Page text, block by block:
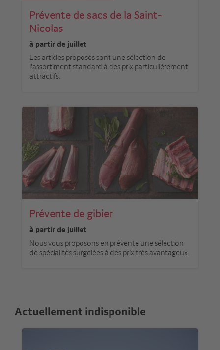
Prévente de sacs de la Saint-
Nicolas
à partir de juillet
Les articles proposés sont une sélection de
l'assortiment standard à des prix particulièrement
attractifs.
Prévente de gibier
à partir de juillet
Nous vous proposons en prévente une sélection
de spécialités surgelées à des prix très avantageux.
Actuellement indisponible